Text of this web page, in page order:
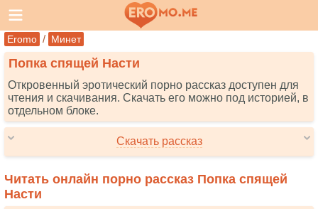
Eromo / Минет
Попка спящей Насти
Откровенный эротический порно рассказ доступен для
чтения и скачивания. Скачать его можно под историей, в
отдельном блоке.
Скачать рассказ
Читать онлайн порно рассказ Попка спящей
Насти